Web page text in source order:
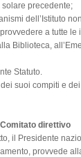
precedente;
dell’Istituto
a tutte
Biblioteca,
Statuto.
suoi compiti e
direttivo
il Presidente
provvede